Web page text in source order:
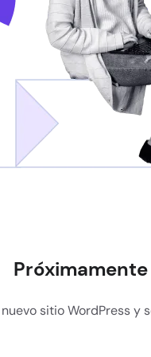
Próximamente
sitio WordPress y